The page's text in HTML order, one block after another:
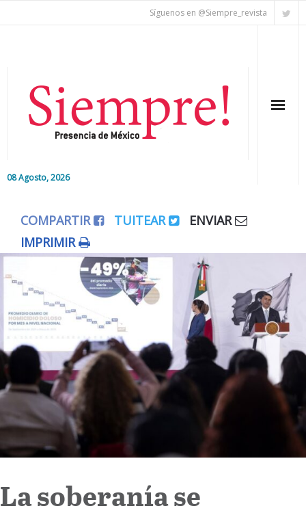
Síguenos en @Siempre_revista
08 Agosto, 2026
Editorial
Colaboradores
Internacional
Cultura
COMPARTIR TUITEAR
ENVIAR
IMPRIMIR
La soberanía se